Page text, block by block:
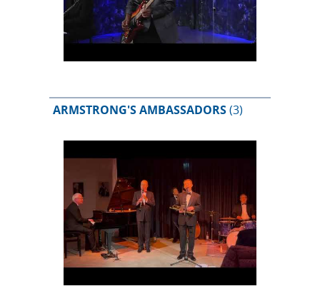
ARMSTRONG'S AMBASSADORS(3)